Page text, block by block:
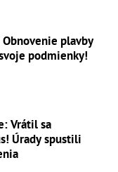
plavby
podmienky!
Vrátil sa
Úrady spustili